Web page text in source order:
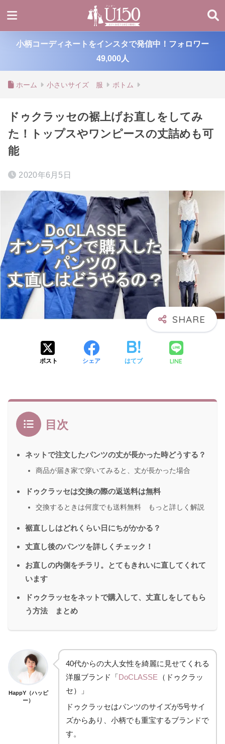
小柄コーディネートをインスタで発信中！フォロワー
49,000人
ホーム 小さいサイズ 服 ボトム
ドゥクラッセの裾上げお直しをしてみ
た！トップスやワンピースの丈詰めも可
能
2020年6月5日
ポスト シェア はてブ LINE
目次
ネットで注文したパンツの丈が長かった時どうする？
商品が届き家で穿いてみると、丈が長かった場合
ドゥクラッセは交換の際の返送料は無料
交換するときは何度でも送料無料 もっと詳しく解説
裾直ししはどれくらい日にちがかかる？
丈直し後のパンツを詳しくチェック！
お直しの内側をチラリ。とてもきれいに直してくれて
います
ドゥクラッセをネットで購入して、丈直しをしてもら
う方法 まとめ
HappY（ハッピ
ー）
40代からの大人女性を綺麗に見せてくれる
洋服ブランド「DoCLASSE
（ドゥクラッ
セ）」
ドゥクラッセはパンツのサイズが5号サイ
ズからあり、小柄でも重宝するブランドで
す。